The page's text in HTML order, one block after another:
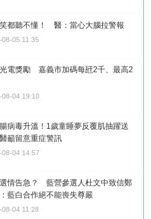
都聽不懂！ 醫：當心大腦拉警報
08-05 11:35
電獎勵 嘉義市加碼每瓩2千、最高2
08-04 19:10
病毒升溫！1歲童睡夢反覆肌抽躍送
籲留意重症警訊
08-04 14:57
情告急？ 藍營參選人杜文中致信鄭
藍白合作絕不能喪失尊嚴
08-04 11:28